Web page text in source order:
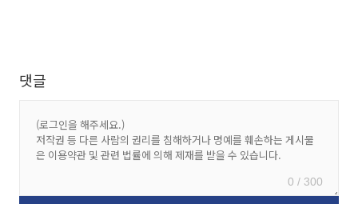
댓글
0 / 300